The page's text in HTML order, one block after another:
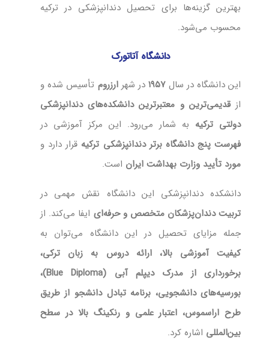
بهترین گزینه‌ها برای تحصیل دندانپزشکی در ترکیه
محسوب می‌شود.
دانشگاه آتاتورک
این دانشگاه در سال۱۹۵۷در شهرارزروم تأسیس شده و
ازقدیمی‌ترین و معتبرترین دانشکده‌های دندانپزشکی
دولتی ترکیه به شمار می‌رود. این مرکز آموزشی در
فهرست پنج دانشگاه برتر دندانپزشکی ترکیه قرار دارد و
مورد تأیید وزارت بهداشت ایران است.
دانشکده دندانپزشکی این دانشگاه نقش مهمی در
تربیت دندان‌پزشکان متخصص و حرفه‌ای ایفا می‌کند. از
جمله مزایای تحصیل در این دانشگاه می‌توان به
کیفیت آموزشی بالا، ارائه دروس به زبان ترکی،
برخورداری از مدرک دیپلم آبی (Blue Diploma)،
بورسیه‌های دانشجویی، برنامه تبادل دانشجو از طریق
طرح اراسموس، اعتبار علمی و رنکینگ بالا در سطح
بین‌المللی اشاره کرد.